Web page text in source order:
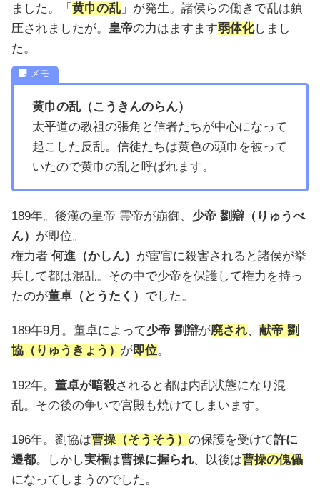
ました。「 黄巾の乱 」が発生。諸侯らの働きで乱は鎮
圧されましたが。 皇帝の力はますます弱体化しまし
た。
黄巾の乱（こうきんのらん）
太平道の教祖の張角と信者たちが中心になって
起こした反乱。信徒たちは黄色の頭巾を被って
いたので黄巾の乱と呼ばれます。
189年。後漢の皇帝 霊帝が崩御、 少帝 劉辯（りゅうべ
ん） が即位。
権力者 何進（かしん） が宦官に殺害されると諸侯が挙
兵して都は混乱。その中で少帝を保護して権力を持っ
たのが董卓（とうたく） でした。
189年9月。董卓によって少帝 劉辯が廃され、 献帝 劉
協（りゅうきょう） が即位。
192年。 董卓が暗殺されると都は内乱状態になり混
乱。その後の争いで宮殿も焼けてしまいます。
196年。劉協は曹操（そうそう） の保護を受けて許に
遷都。しかし実権は曹操に握られ、以後は曹操の傀儡
になってしまうのでした。